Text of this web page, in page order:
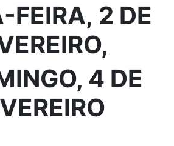
FEIRA, 2 DE
4 DE